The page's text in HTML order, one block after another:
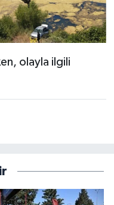
olayla ilgili